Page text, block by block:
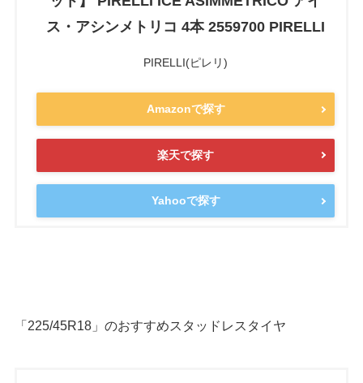
ス・アシンメトリコ 4本 2559700 PIRELLI
PIRELLI(ピレリ)
Amazonで探す
楽天で探す
Yahooで探す
「225/45R18」のおすすめスタッドレスタイヤ